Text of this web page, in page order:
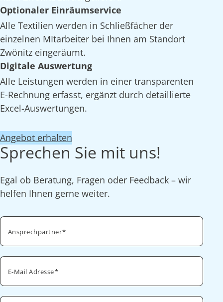
Optionaler Einräumservice
Alle Textilien werden in Schließfächer der
einzelnen MItarbeiter bei Ihnen am Standort
Zwönitz eingeräumt.
Digitale Auswertung
Alle Leistungen werden in einer transparenten
E-Rechnung erfasst, ergänzt durch detaillierte
Excel-Auswertungen.
Angebot erhalten
Sprechen Sie mit uns!
Egal ob Beratung, Fragen oder Feedback – wir
helfen Ihnen gerne weiter.
Ansprechpartner
E-Mail Adresse